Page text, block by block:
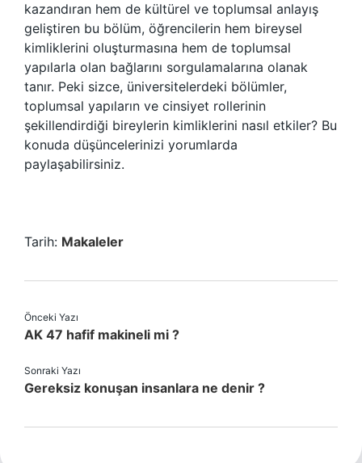
kazandıran hem de kültürel ve toplumsal anlayış
geliştiren bu bölüm, öğrencilerin hem bireysel
kimliklerini oluşturmasına hem de toplumsal
yapılarla olan bağlarını sorgulamalarına olanak
tanır. Peki sizce, üniversitelerdeki bölümler,
toplumsal yapıların ve cinsiyet rollerinin
şekillendirdiği bireylerin kimliklerini nasıl etkiler? Bu
konuda düşüncelerinizi yorumlarda
paylaşabilirsiniz.
Tarih: Makaleler
Önceki Yazı
AK 47 hafif makineli mi ?
Sonraki Yazı
Gereksiz konuşan insanlara ne denir ?